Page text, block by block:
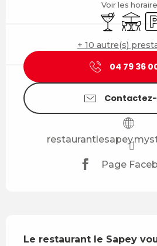
Voir les
Bar /
+ 10 autre(s)
04 79 36
Page
Le restaurant le Sapey